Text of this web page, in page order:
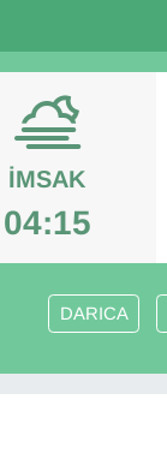
İMSAK
04:15
DARICA